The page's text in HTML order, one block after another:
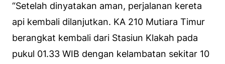
“Setelah dinyatakan aman, perjalanan kereta
api kembali dilanjutkan. KA 210 Mutiara Timur
berangkat kembali dari Stasiun Klakah pada
pukul 01.33 WIB dengan kelambatan sekitar 10